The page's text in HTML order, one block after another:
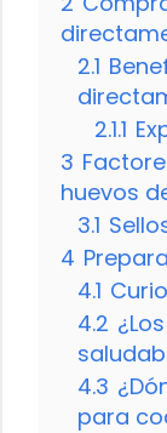
2.1
2.1.1
3
huevos
3.1
4
4.1
4.2
4.3
para